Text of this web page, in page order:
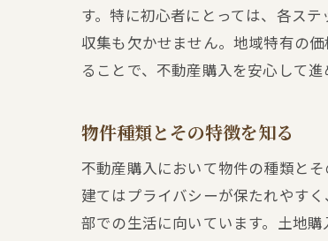
す。特に初心者にとっては、各ス
収集も欠かせません。地域特有の
ることで、不動産購入を安心して進
物件種類とその特徴を知る
不動産購入において物件の種類と
建てはプライバシーが保たれやす
部での生活に向いています。土地